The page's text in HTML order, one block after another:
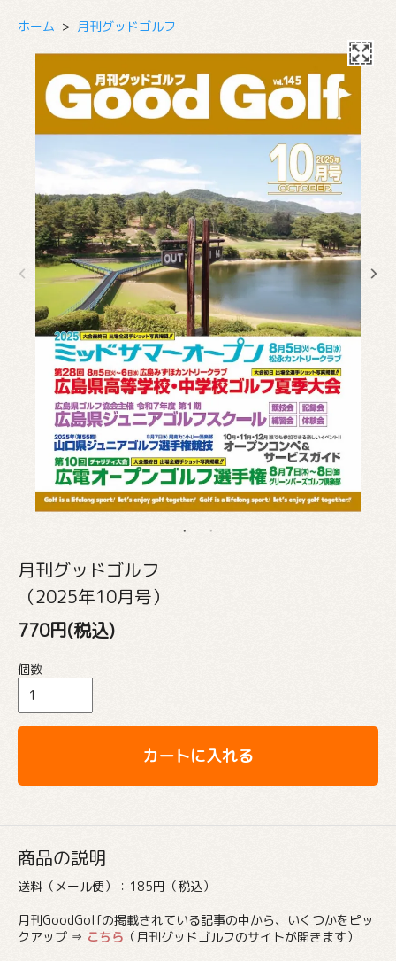
ホーム > 月刊グッドゴルフ
月刊グッドゴルフ
（2025年10月号）
770円(税込)
個数
カートに入れる
商品の説明
送料（メール便）：185円（税込）
月刊GoodGolfの掲載されている記事の中から、いくつかをピッ
クアップ ⇒ こちら （月刊グッドゴルフのサイトが開きます）